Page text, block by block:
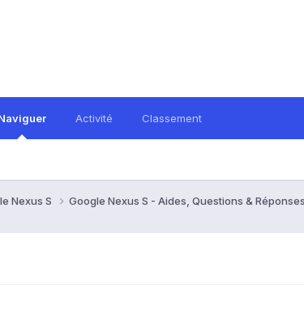
Activité Classement
Nexus S Google Nexus S - Aides, Questions & Réponses